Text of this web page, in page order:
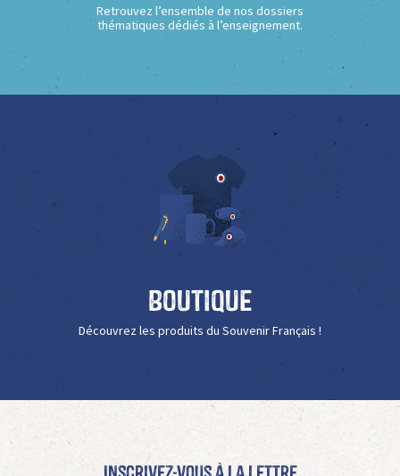
Retrouvez l’ensemble de nos dossiers
thématiques dédiés à l’enseignement.
Boutique
Découvrez les produits du Souvenir Français !